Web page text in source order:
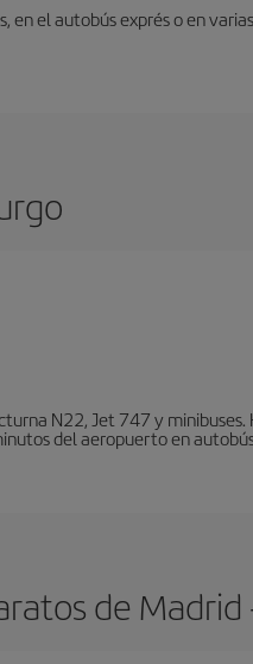
el autobús exprés o en
N22, Jet 747 y minibuses.
del aeropuerto en
de Madrid